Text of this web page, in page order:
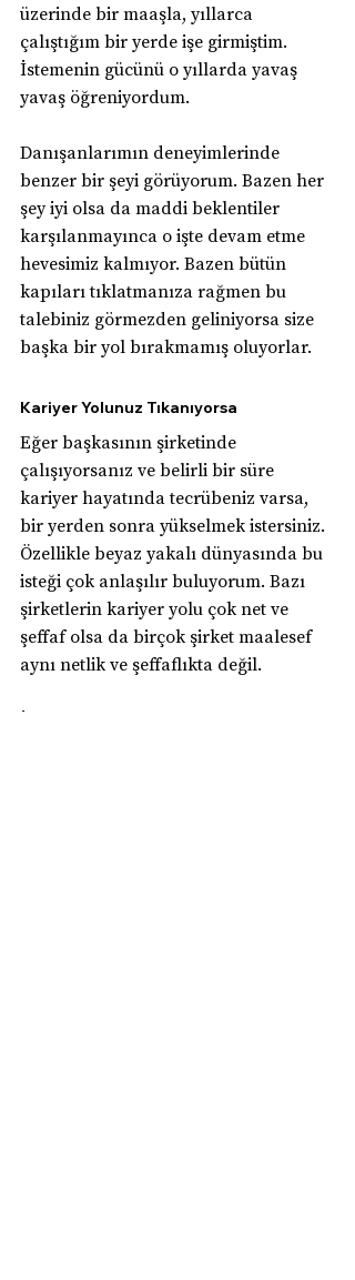
üzerinde bir maaşla, yıllarca
çalıştığım bir yerde işe girmiştim.
İstemenin gücünü o yıllarda yavaş
yavaş öğreniyordum.
Danışanlarımın deneyimlerinde
benzer bir şeyi görüyorum. Bazen her
şey iyi olsa da maddi beklentiler
karşılanmayınca o işte devam etme
hevesimiz kalmıyor. Bazen bütün
kapıları tıklatmanıza rağmen bu
talebiniz görmezden geliniyorsa size
başka bir yol bırakmamış oluyorlar.
Kariyer Yolunuz Tıkanıyorsa
Eğer başkasının şirketinde
çalışıyorsanız ve belirli bir süre
kariyer hayatında tecrübeniz varsa,
bir yerden sonra yükselmek istersiniz.
Özellikle beyaz yakalı dünyasında bu
isteği çok anlaşılır buluyorum. Bazı
şirketlerin kariyer yolu çok net ve
şeffaf olsa da birçok şirket maalesef
aynı netlik ve şeffaflıkta değil.
İşe başlarsınız ve aradan yıllar geçer,